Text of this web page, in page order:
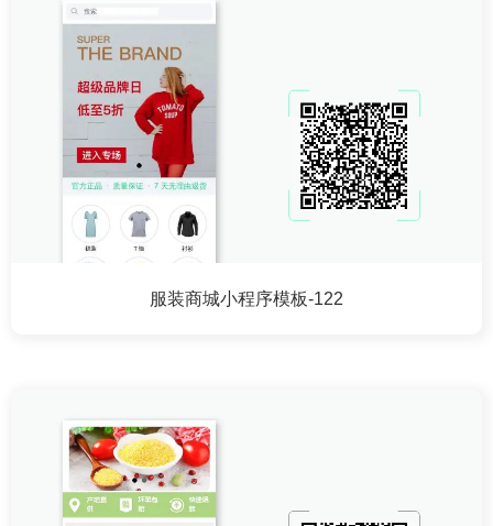
服装商城小程序模板-122